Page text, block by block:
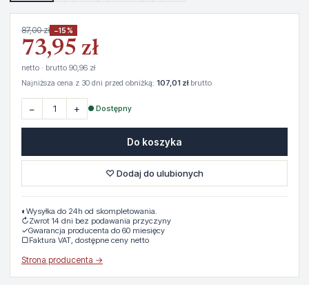
87,00 zł −15%
73,95 zł
netto · brutto 90,96 zł
Najniższa cena z 30 dni przed obniżką: 107,01 złbrutto
− + ● Dostępny
Do koszyka
♡ Dodaj do ulubionych
◐ Wysyłka do 24h od skompletowania.
↻Zwrot 14 dni bez podawania przyczyny
✓Gwarancja producenta do 60 miesięcy
▢Faktura VAT, dostępne ceny netto
Strona producenta →